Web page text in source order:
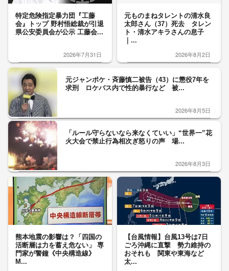
特定危険指定暴力団『工藤
会』トップ 野村悟総裁が引退
県公安委員会が公示 工藤会...
2026年7月31日
元ものまねタレントの清水良
太郎さん（37）死去 タレン
ト・清水アキラさんの息子
｜...
2026年8月2日
元ジャンポケ・斉藤慎二被告（43）に懲役7年を
求刑 ロケバス内で性的暴行など 被...
2026年8月5日
「ルール守らないなら来なくていい」“世界一”花
火大会で禁止行為相次ぎ怒りの声 場...
2026年8月3日
熊本地震の影響は？「四国の
活断層は力を蓄え危ない」 専
門家が警鐘《中央構造線》
M...
【台風情報】台風13号は7日
ごろ沖縄に直撃 勢力維持の
おそれも 関東や東海など
太...